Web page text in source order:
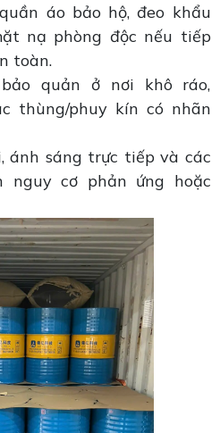
áo bảo hộ, đeo khẩu
nạ phòng độc nếu tiếp
toàn.
quản ở nơi khô ráo,
thùng/phuy kín có nhãn
ánh sáng trực tiếp và các
nguy cơ phản ứng hoặc